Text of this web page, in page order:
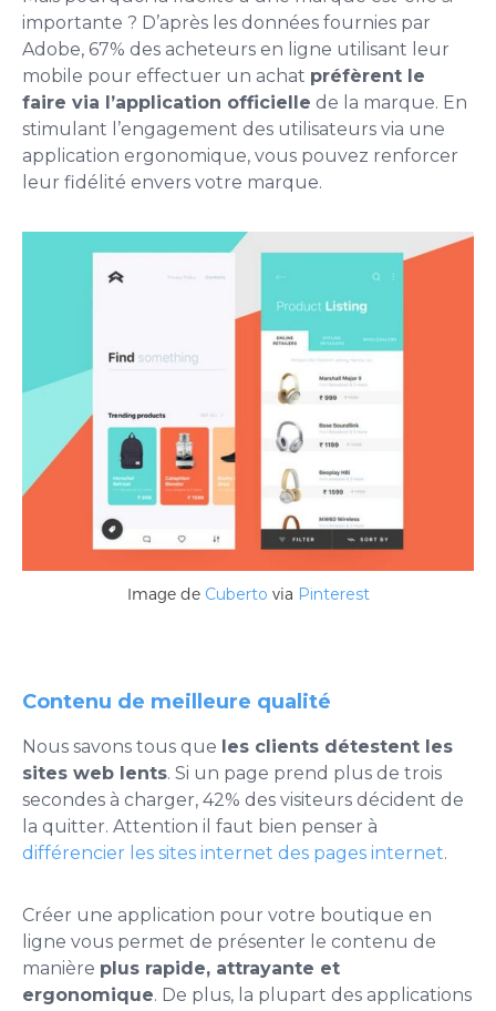
importante ? D’après les données fournies par
Adobe, 67% des acheteurs en ligne utilisant leur
mobile pour effectuer un achat préfèrent le
faire via l’application officielle de la marque. En
stimulant l’engagement des utilisateurs via une
application ergonomique, vous pouvez renforcer
leur fidélité envers votre marque.
Image de Cuberto via Pinterest
Contenu de meilleure qualité
Nous savons tous que les clients détestent les
sites web lents. Si un page prend plus de trois
secondes à charger, 42% des visiteurs décident de
la quitter. Attention il faut bien penser à
différencier les sites internet des pages internet.
Créer une application pour votre boutique en
ligne vous permet de présenter le contenu de
manière plus rapide, attrayante et
ergonomique. De plus, la plupart des applications